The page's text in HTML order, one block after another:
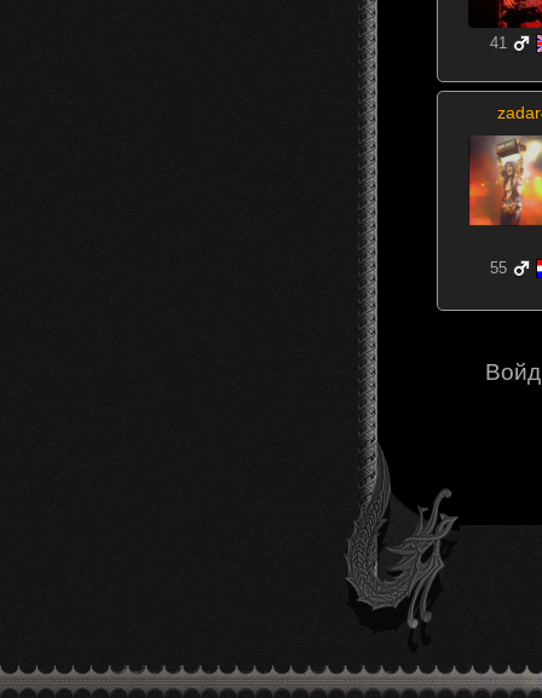
41
55